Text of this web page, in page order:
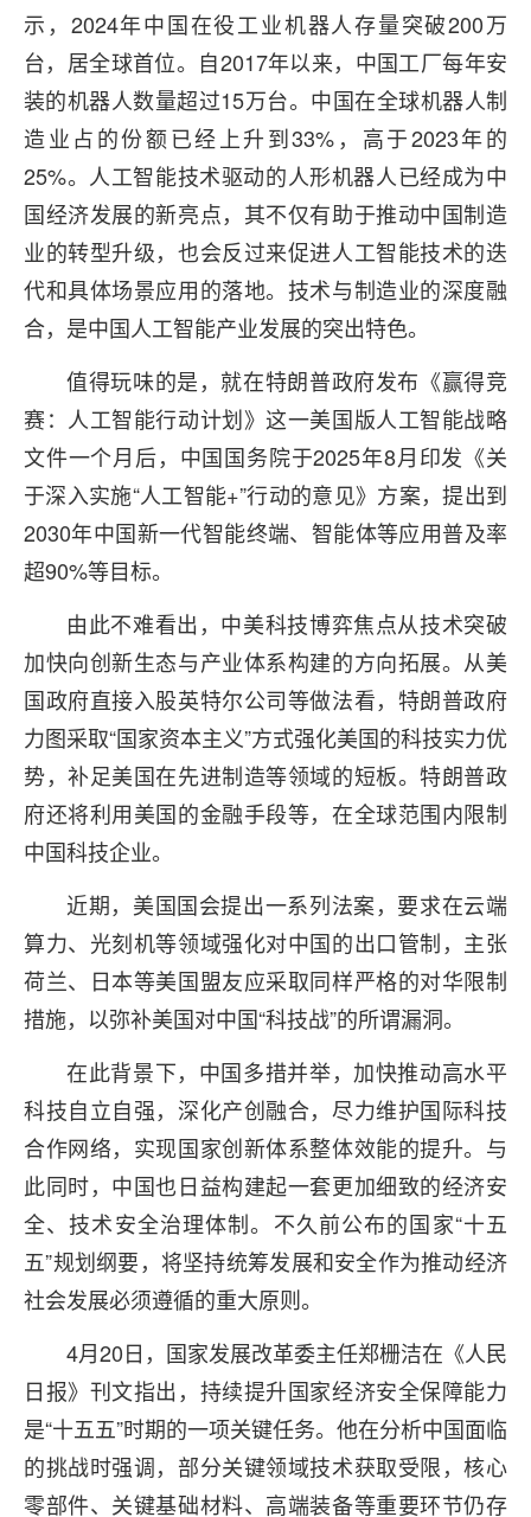
示，2024年中国在役工业机器人存量突破200万
台，居全球首位。自2017年以来，中国工厂每年安
装的机器人数量超过15万台。中国在全球机器人制
造业占的份额已经上升到33%，高于2023年的
25%。人工智能技术驱动的人形机器人已经成为中
国经济发展的新亮点，其不仅有助于推动中国制造
业的转型升级，也会反过来促进人工智能技术的迭
代和具体场景应用的落地。技术与制造业的深度融
合，是中国人工智能产业发展的突出特色。
值得玩味的是，就在特朗普政府发布《赢得竞
赛：人工智能行动计划》这一美国版人工智能战略
文件一个月后，中国国务院于2025年8月印发《关
于深入实施“人工智能+”行动的意见》方案，提出到
2030年中国新一代智能终端、智能体等应用普及率
超90%等目标。
由此不难看出，中美科技博弈焦点从技术突破
加快向创新生态与产业体系构建的方向拓展。从美
国政府直接入股英特尔公司等做法看，特朗普政府
力图采取“国家资本主义”方式强化美国的科技实力优
势，补足美国在先进制造等领域的短板。特朗普政
府还将利用美国的金融手段等，在全球范围内限制
中国科技企业。
近期，美国国会提出一系列法案，要求在云端
算力、光刻机等领域强化对中国的出口管制，主张
荷兰、日本等美国盟友应采取同样严格的对华限制
措施，以弥补美国对中国“科技战”的所谓漏洞。
在此背景下，中国多措并举，加快推动高水平
科技自立自强，深化产创融合，尽力维护国际科技
合作网络，实现国家创新体系整体效能的提升。与
此同时，中国也日益构建起一套更加细致的经济安
全、技术安全治理体制。不久前公布的国家“十五
五”规划纲要，将坚持统筹发展和安全作为推动经济
社会发展必须遵循的重大原则。
4月20日，国家发展改革委主任郑栅洁在《人民
日报》刊文指出，持续提升国家经济安全保障能力
是“十五五”时期的一项关键任务。他在分析中国面临
的挑战时强调，部分关键领域技术获取受限，核心
零部件、关键基础材料、高端装备等重要环节仍存